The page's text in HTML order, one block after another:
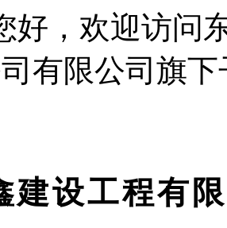
好，欢迎访问
有限公司旗
建设工程有